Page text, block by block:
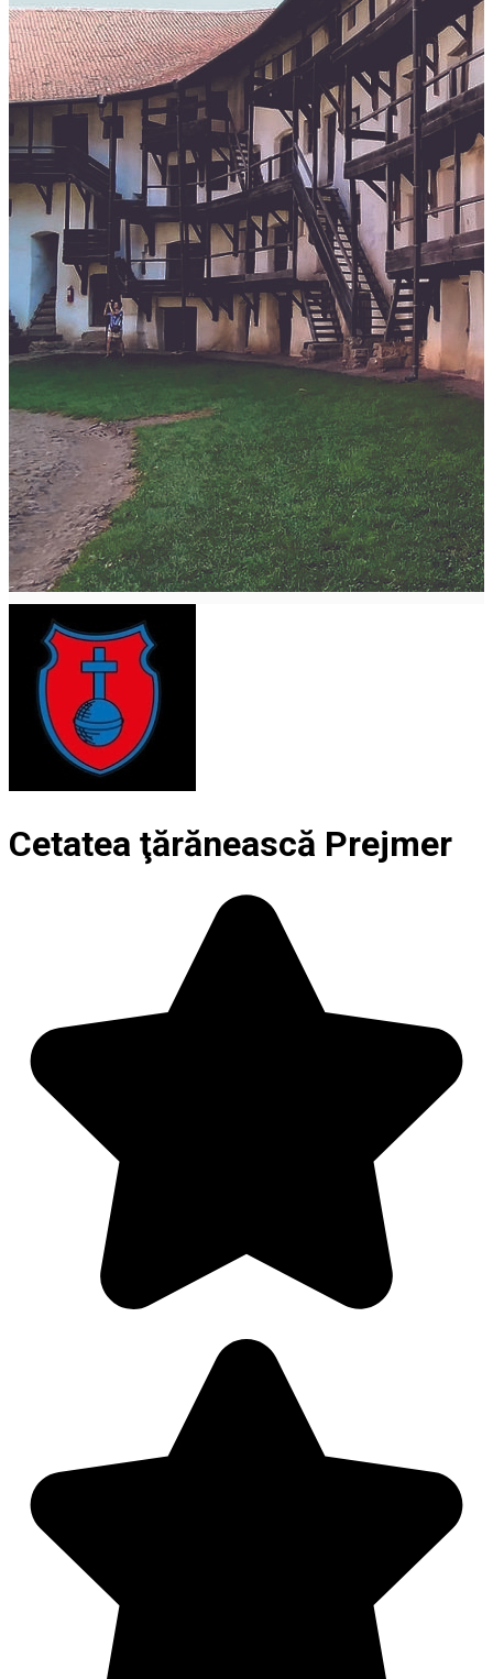
Cetatea ţărănească Prejmer